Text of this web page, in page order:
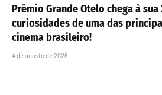
Prêmio Grande Otelo chega à sua
curiosidades de uma das
cinema brasileiro!
4 de agosto de 2026